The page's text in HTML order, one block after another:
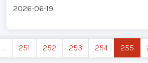
2026-06-19
… 251 252 253 254 255